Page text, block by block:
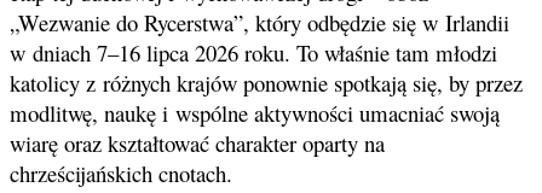
„Wezwanie do Rycerstwa”, który odbędzie się w Irlandii
w dniach 7–16 lipca 2026 roku. To właśnie tam młodzi
katolicy z różnych krajów ponownie spotkają się, by przez
modlitwę, naukę i wspólne aktywności umacniać swoją
wiarę oraz kształtować charakter oparty na
chrześcijańskich cnotach.